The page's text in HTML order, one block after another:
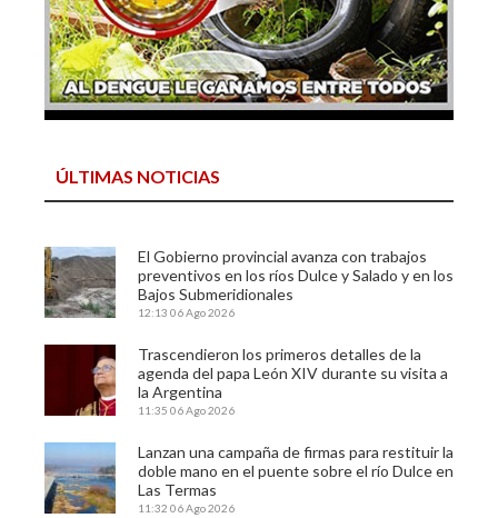
ÚLTIMAS NOTICIAS
El Gobierno provincial avanza con trabajos
preventivos en los ríos Dulce y Salado y en los
Bajos Submeridionales
12:13 06 Ago 2026
Trascendieron los primeros detalles de la
agenda del papa León XIV durante su visita a
la Argentina
11:35 06 Ago 2026
Lanzan una campaña de firmas para restituir la
doble mano en el puente sobre el río Dulce en
Las Termas
11:32 06 Ago 2026